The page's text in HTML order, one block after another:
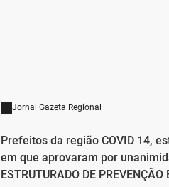
Jornal Gazeta Regional
Prefeitos da região COVID 14,
em que aprovaram por
ESTRUTURADO DE